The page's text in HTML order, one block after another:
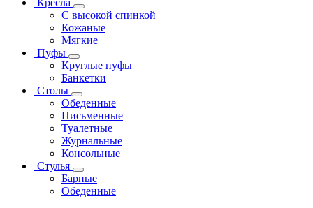
Кресла
С высокой спинкой
Кожаные
Мягкие
Пуфы
Круглые пуфы
Банкетки
Столы
Обеденные
Письменные
Туалетные
Журнальные
Консольные
Стулья
Барные
Обеденные